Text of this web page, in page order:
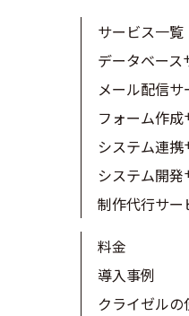
サービス一覧
データベース
メール配信サ
フォーム作成
システム連携
システム開発
制作代行サー
料金
導入事例
クライゼルの